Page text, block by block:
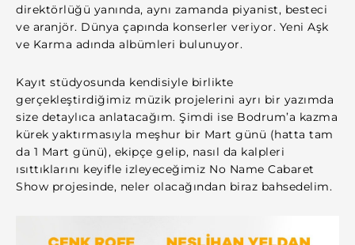
direktörlüğü yanında, aynı zamanda piyanist, besteci
ve aranjör. Dünya çapında konserler veriyor. Yeni Aşk
ve Karma adında albümleri bulunuyor.
Kayıt stüdyosunda kendisiyle birlikte
gerçekleştirdiğimiz müzik projelerini ayrı bir yazımda
size detaylıca anlatacağım. Şimdi ise Bodrum’a kazma
kürek yaktırmasıyla meşhur bir Mart günü (hatta tam
da 1 Mart günü), ekipçe gelip, nasıl da kalpleri
ısıttıklarını keyifle izleyeceğimiz No Name Cabaret
Show projesinde, neler olacağından biraz bahsedelim.